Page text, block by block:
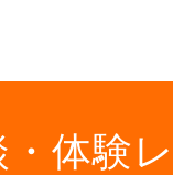
・体験